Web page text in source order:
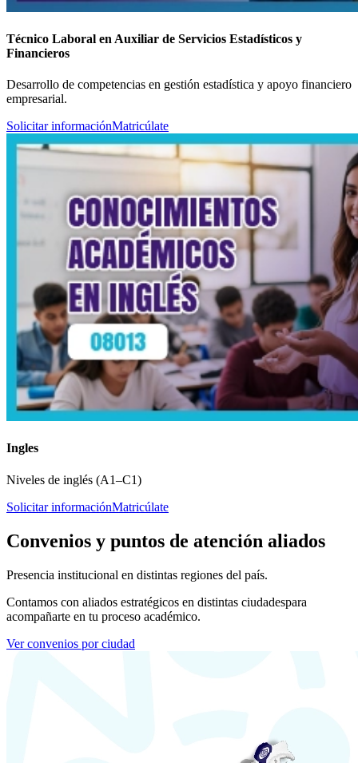
Técnico Laboral en Auxiliar de Servicios Estadísticos y
Financieros
Desarrollo de competencias en gestión estadística y apoyo financiero
empresarial.
Solicitar informaciónMatricúlate
Ingles
Niveles de inglés (A1–C1)
Solicitar informaciónMatricúlate
Convenios y puntos de atención aliados
Presencia institucional en distintas regiones del país.
Contamos con aliados estratégicos en distintas ciudadespara
acompañarte en tu proceso académico.
Ver convenios por ciudad